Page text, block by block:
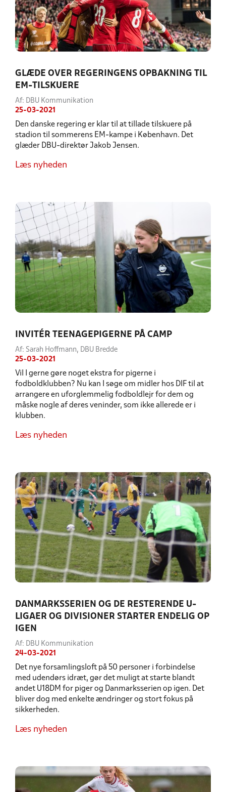
GLÆDE OVER REGERINGENS OPBAKNING TIL
EM-TILSKUERE
Af: DBU Kommunikation
25-03-2021
Den danske regering er klar til at tillade tilskuere på
stadion til sommerens EM-kampe i København. Det
glæder DBU-direktør Jakob Jensen.
Læs nyheden
INVITÉR TEENAGEPIGERNE PÅ CAMP
Af: Sarah Hoffmann, DBU Bredde
25-03-2021
Vil I gerne gøre noget ekstra for pigerne i
fodboldklubben? Nu kan I søge om midler hos DIF til at
arrangere en uforglemmelig fodboldlejr for dem og
måske nogle af deres veninder, som ikke allerede er i
klubben.
Læs nyheden
DANMARKSSERIEN OG DE RESTERENDE U-
LIGAER OG DIVISIONER STARTER ENDELIG OP
IGEN
Af: DBU Kommunikation
24-03-2021
Det nye forsamlingsloft på 50 personer i forbindelse
med udendørs idræt, gør det muligt at starte blandt
andet U18DM for piger og Danmarksserien op igen. Det
bliver dog med enkelte ændringer og stort fokus på
sikkerheden.
Læs nyheden